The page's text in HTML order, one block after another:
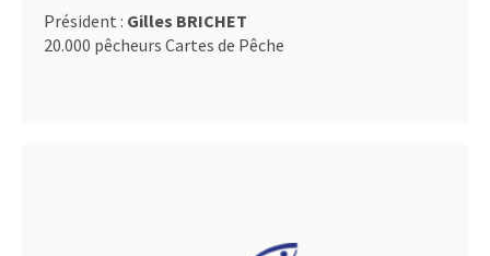
Président : Gilles BRICHET
20.000 pêcheurs Cartes de Pêche